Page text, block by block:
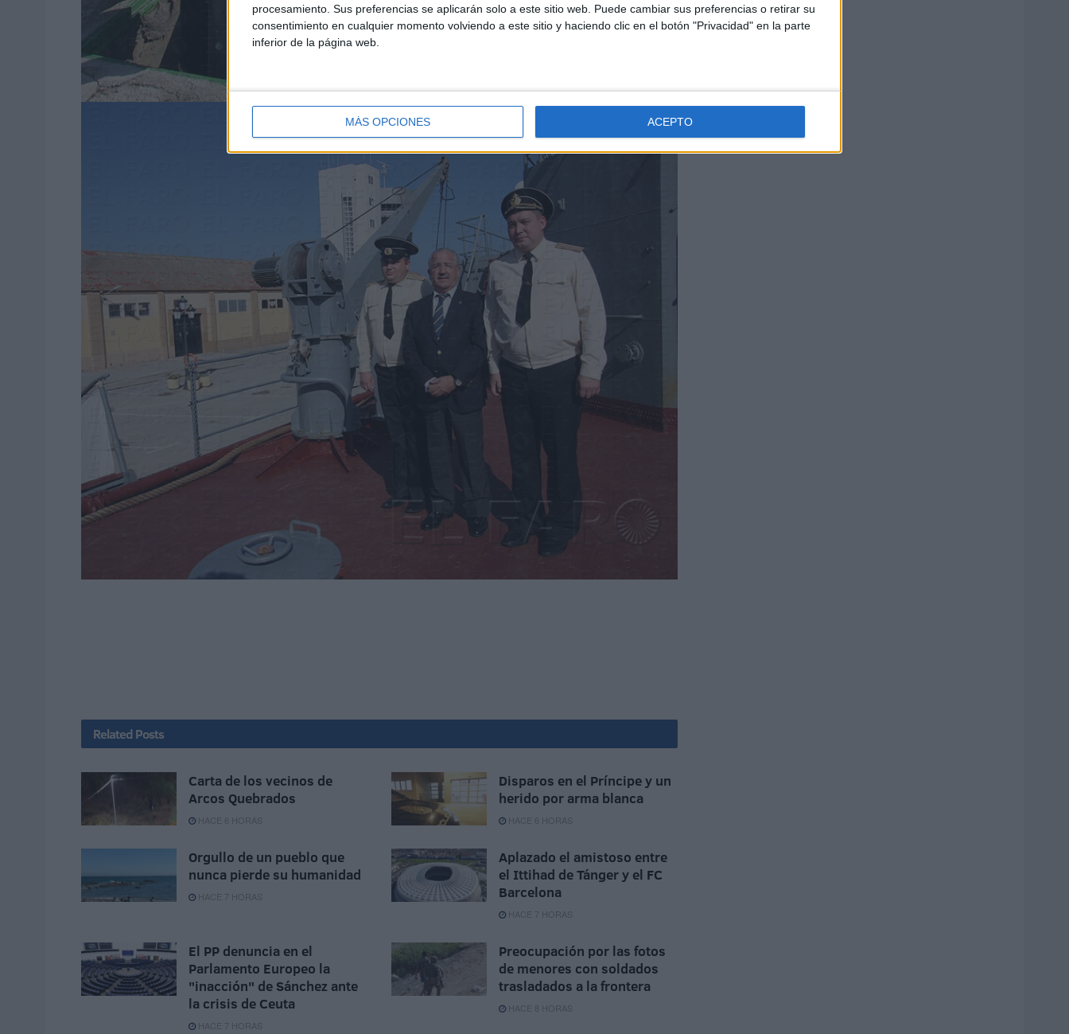
procesamiento. Sus preferencias se aplicarán solo a este sitio web. Puede cambiar sus preferencias o retirar su
consentimiento en cualquier momento volviendo a este sitio y haciendo clic en el botón "Privacidad" en la parte
inferior de la página web.
MÁS OPCIONES ACEPTO
Related Posts
Carta de los vecinos de
Arcos Quebrados
HACE 6 HORAS
Disparos en el Príncipe y un
herido por arma blanca
HACE 6 HORAS
Orgullo de un pueblo que
nunca pierde su humanidad
HACE 7 HORAS
Aplazado el amistoso entre
el Ittihad de Tánger y el FC
Barcelona
HACE 7 HORAS
El PP denuncia en el
Parlamento Europeo la
"inacción" de Sánchez ante
la crisis de Ceuta
HACE 7 HORAS
Preocupación por las fotos
de menores con soldados
trasladados a la frontera
HACE 8 HORAS